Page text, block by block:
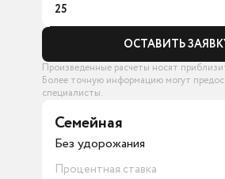
25
ОСТАВИТЬ
Произведенные расчеты носят
Более точную информацию могут
специалисты.
Семейная
Без удорожания
Процентная ставка